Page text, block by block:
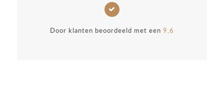
Door klanten beoordeeld met een 9,6